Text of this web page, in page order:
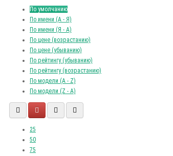
По умолчанию
По имени (A - Я)
По имени (Я - A)
По цене (возрастанию)
По цене (убыванию)
По рейтингу (убыванию)
По рейтингу (возрастанию)
По модели (A - Z)
По модели (Z - A)
25
50
75